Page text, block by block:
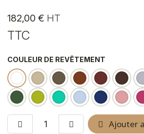
182,00 € HT
TTC
COULEUR DE REVÊTEMENT
Ajouter